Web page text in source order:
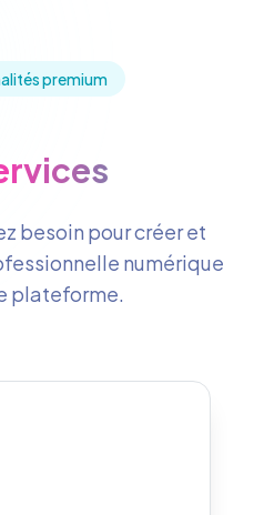
premium
besoin pour créer et
numérique
plateforme.